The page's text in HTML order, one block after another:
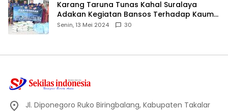
Karang Taruna Tunas Kahal Suralaya
Adakan Kegiatan Bansos Terhadap Kaum
Dhuafa dan Anak Yatim-Piatu
Senin, 13 Mei 2024 30
Jl. Diponegoro Ruko Biringbalang, Kabupaten Takalar